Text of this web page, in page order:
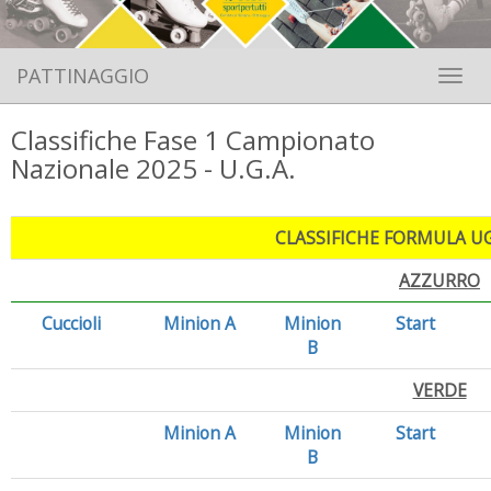
PATTINAGGIO
Classifiche Fase 1 Campionato
Nazionale 2025 - U.G.A.
CLASSIFICHE FORMULA
AZZURRO
Cuccioli
Minion A
Minion
B
Start
VERDE
Minion A
Minion
B
Start